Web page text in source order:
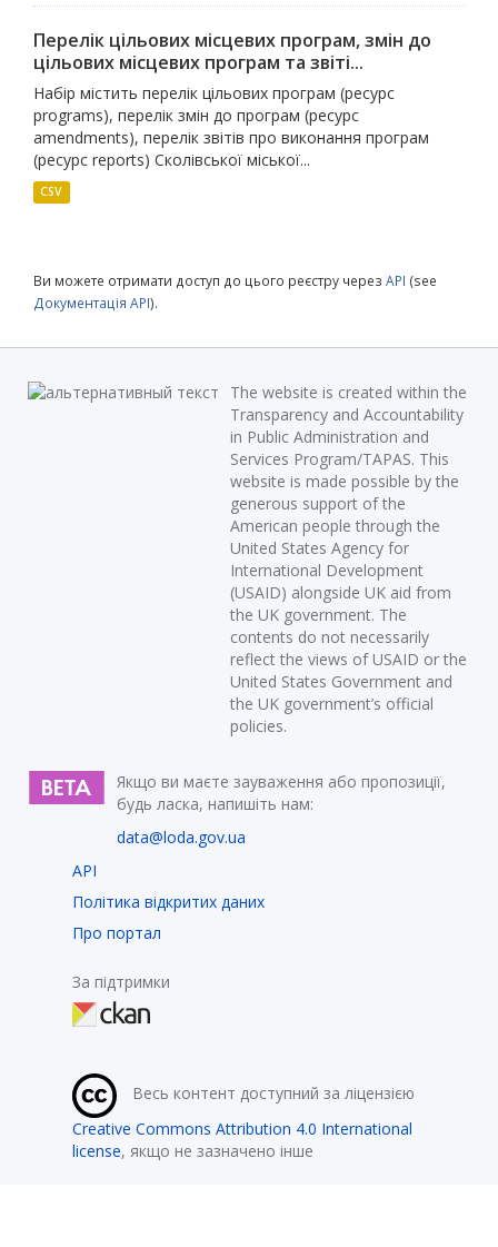
Перелік цільових місцевих програм, змін до
цільових місцевих програм та звіті...
Набір містить перелік цільових програм (ресурс
programs), перелік змін до програм (ресурс
amendments), перелік звітів про виконання програм
(ресурс reports) Сколівської міської...
CSV
Ви можете отримати доступ до цього реєстру через API (see
Документація API).
The website is created within the
Transparency and Accountability
in Public Administration and
Services Program/TAPAS. This
website is made possible by the
generous support of the
American people through the
United States Agency for
International Development
(USAID) alongside UK aid from
the UK government. The
contents do not necessarily
reflect the views of USAID or the
United States Government and
the UK government’s official
policies.
Якщо ви маєте зауваження або пропозиції,
будь ласка, напишіть нам:
data@loda.gov.ua
API
Політика відкритих даних
Про портал
За підтримки
Весь контент доступний за ліцензією
Creative Commons Attribution 4.0 International
license, якщо не зазначено інше